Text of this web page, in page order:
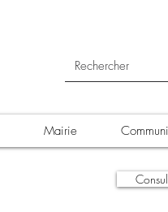
Mairie